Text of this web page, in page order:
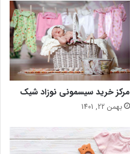
مرکز خرید سیسمونی نوزاد شیک
بهمن 22, 1401